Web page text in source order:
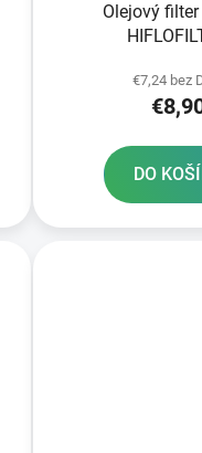
Olejový
€7,24 bez
DO